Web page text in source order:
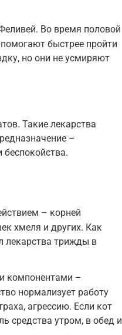
Во время половой
быстрее пройти
но они не усмиряют
Такие лекарства
–
беспокойства.
– корней
хмеля и других. Как
лекарства трижды в
компонентами –
нормализует работу
агрессию. Если кот
средства утром, в обед и